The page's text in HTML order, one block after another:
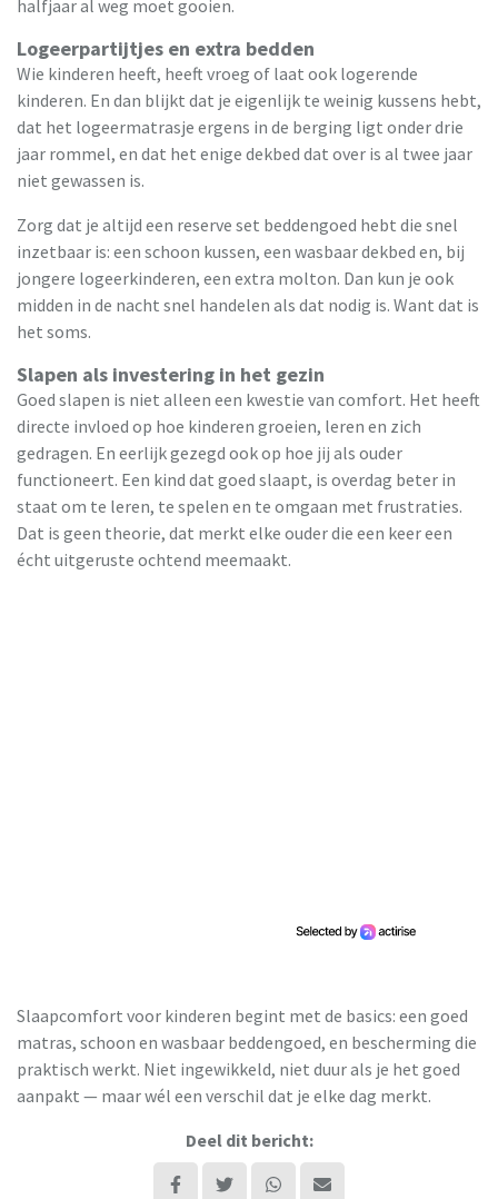
halfjaar al weg moet gooien.
Logeerpartijtjes en extra bedden
Wie kinderen heeft, heeft vroeg of laat ook logerende
kinderen. En dan blijkt dat je eigenlijk te weinig kussens hebt,
dat het logeermatrasje ergens in de berging ligt onder drie
jaar rommel, en dat het enige dekbed dat over is al twee jaar
niet gewassen is.
Zorg dat je altijd een reserve set beddengoed hebt die snel
inzetbaar is: een schoon kussen, een wasbaar dekbed en, bij
jongere logeerkinderen, een extra molton. Dan kun je ook
midden in de nacht snel handelen als dat nodig is. Want dat is
het soms.
Slapen als investering in het gezin
Goed slapen is niet alleen een kwestie van comfort. Het heeft
directe invloed op hoe kinderen groeien, leren en zich
gedragen. En eerlijk gezegd ook op hoe jij als ouder
functioneert. Een kind dat goed slaapt, is overdag beter in
staat om te leren, te spelen en te omgaan met frustraties.
Dat is geen theorie, dat merkt elke ouder die een keer een
écht uitgeruste ochtend meemaakt.
Slaapcomfort voor kinderen begint met de basics: een goed
matras, schoon en wasbaar beddengoed, en bescherming die
praktisch werkt. Niet ingewikkeld, niet duur als je het goed
aanpakt — maar wél een verschil dat je elke dag merkt.
Deel dit bericht: